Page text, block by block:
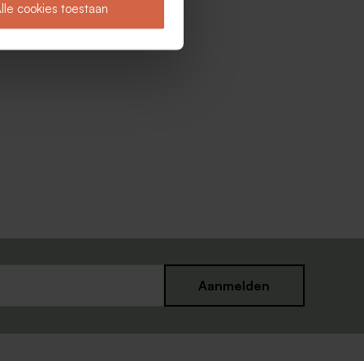
cookies toestaan
Aanmelden